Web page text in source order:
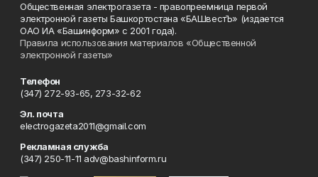
Общественная электрогазета - правопреемница первой
электронной газеты Башкортостана «БАШвестЪ» (издается
ОАО ИА «Башинформ» с 2001 года).
Правила использования материалов «Общественной
электронной газеты»
Телефон
(347) 272-93-65, 273-32-62
Эл. почта
electrogazeta2011@gmail.com
Рекламная служба
(347) 250-11-11 adv@bashinform.ru